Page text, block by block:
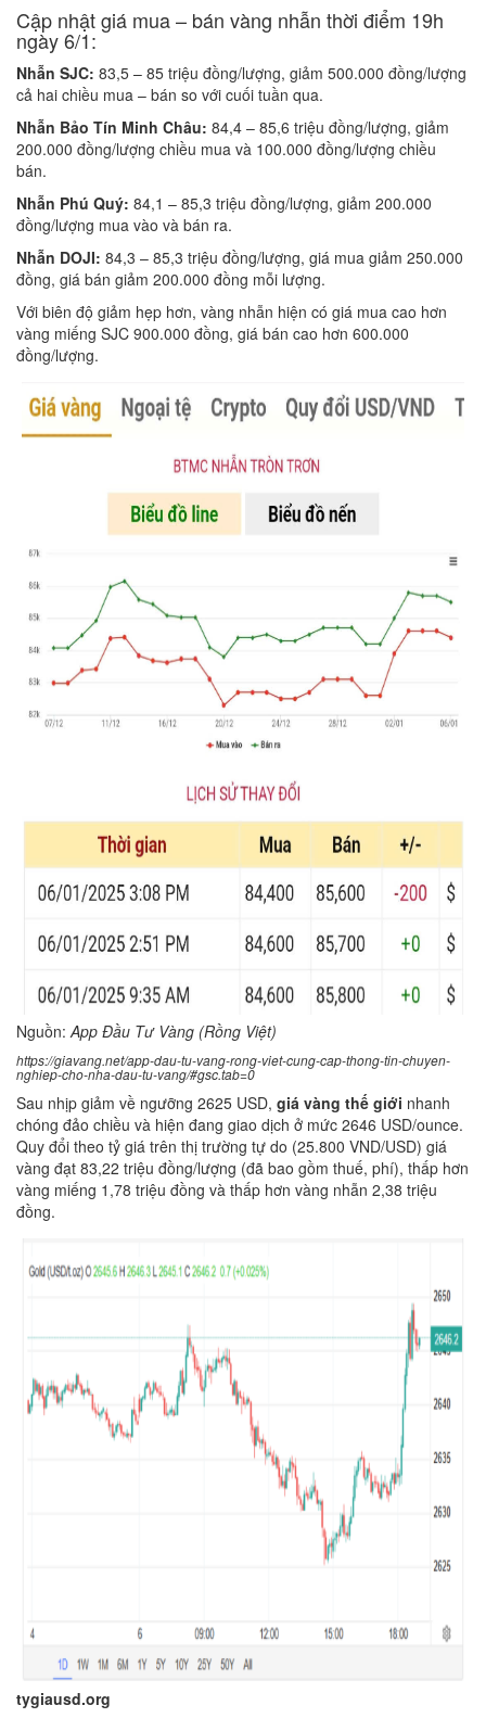
Cập nhật giá mua – bán vàng nhẫn thời điểm 19h
ngày 6/1:
Nhẫn SJC: 83,5 – 85 triệu đồng/lượng, giảm 500.000 đồng/lượng
cả hai chiều mua – bán so với cuối tuần qua.
Nhẫn Bảo Tín Minh Châu: 84,4 – 85,6 triệu đồng/lượng, giảm
200.000 đồng/lượng chiều mua và 100.000 đồng/lượng chiều
bán.
Nhẫn Phú Quý: 84,1 – 85,3 triệu đồng/lượng, giảm 200.000
đồng/lượng mua vào và bán ra.
Nhẫn DOJI: 84,3 – 85,3 triệu đồng/lượng, giá mua giảm 250.000
đồng, giá bán giảm 200.000 đồng mỗi lượng.
Với biên độ giảm hẹp hơn, vàng nhẫn hiện có giá mua cao hơn
vàng miếng SJC 900.000 đồng, giá bán cao hơn 600.000
đồng/lượng.
Nguồn: App Đầu Tư Vàng (Rồng Việt)
https://giavang.net/app-dau-tu-vang-rong-viet-cung-cap-thong-tin-chuyen-
nghiep-cho-nha-dau-tu-vang/#gsc.tab=0
Sau nhịp giảm về ngưỡng 2625 USD, giá vàng thế giới nhanh
chóng đảo chiều và hiện đang giao dịch ở mức 2646 USD/ounce.
Quy đổi theo tỷ giá trên thị trường tự do (25.800 VND/USD) giá
vàng đạt 83,22 triệu đồng/lượng (đã bao gồm thuế, phí), thấp hơn
vàng miếng 1,78 triệu đồng và thấp hơn vàng nhẫn 2,38 triệu
đồng.
tygiausd.org